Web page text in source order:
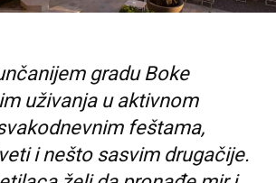
gradu Boke
uživanja u aktivnom
feštama,
i nešto sasvim drugačije.